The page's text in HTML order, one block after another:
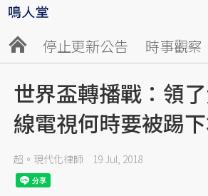
停止更新公告 時事觀察
世界盃轉播戰：領
線電視何時要被踢
超。現代化律師 19 Jul, 2018